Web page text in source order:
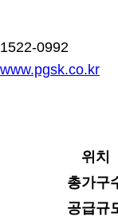
1522-0992
www.pgsk.co.kr
위치
총가구
공급규